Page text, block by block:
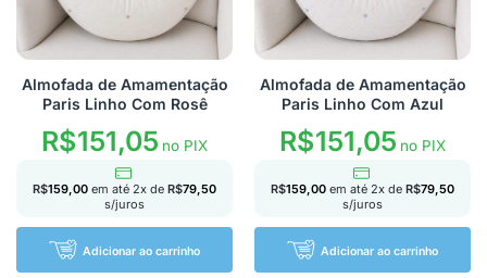
Almofada de Amamentação
Paris Linho Com Rosê
R$151,05 no PIX
R$159,00 em até 2x de R$79,50
s/juros
Adicionar ao carrinho
Almofada de Amamentação
Paris Linho Com Azul
R$151,05 no PIX
R$159,00 em até 2x de R$79,50
s/juros
Adicionar ao carrinho